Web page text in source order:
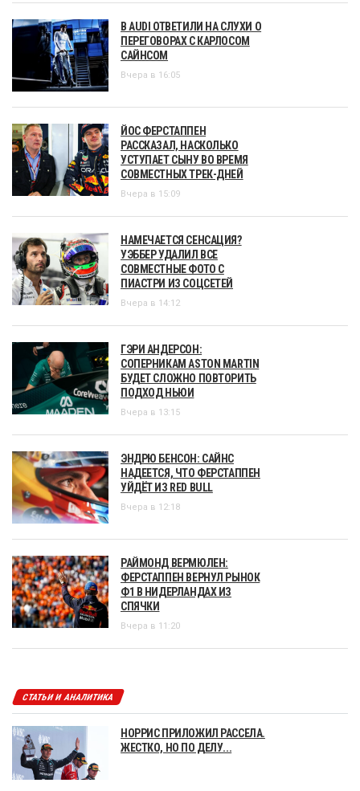
В AUDI ОТВЕТИЛИ НА СЛУХИ О
ПЕРЕГОВОРАХ С КАРЛОСОМ
САЙНСОМ
Вчера в 16:05
ЙОС ФЕРСТАППЕН
РАССКАЗАЛ, НАСКОЛЬКО
УСТУПАЕТ СЫНУ ВО ВРЕМЯ
СОВМЕСТНЫХ ТРЕК-ДНЕЙ
Вчера в 15:09
НАМЕЧАЕТСЯ СЕНСАЦИЯ?
УЭББЕР УДАЛИЛ ВСЕ
СОВМЕСТНЫЕ ФОТО С
ПИАСТРИ ИЗ СОЦСЕТЕЙ
Вчера в 14:12
ГЭРИ АНДЕРСОН:
СОПЕРНИКАМ ASTON MARTIN
БУДЕТ СЛОЖНО ПОВТОРИТЬ
ПОДХОД НЬЮИ
Вчера в 13:15
ЭНДРЮ БЕНСОН: САЙНС
НАДЕЕТСЯ, ЧТО ФЕРСТАППЕН
УЙДЁТ ИЗ RED BULL
Вчера в 12:18
РАЙМОНД ВЕРМЮЛЕН:
ФЕРСТАППЕН ВЕРНУЛ РЫНОК
Ф1 В НИДЕРЛАНДАХ ИЗ
СПЯЧКИ
Вчера в 11:20
СТАТЬИ И АНАЛИТИКА
НОРРИС ПРИЛОЖИЛ РАССЕЛА.
ЖЕСТКО, НО ПО ДЕЛУ...